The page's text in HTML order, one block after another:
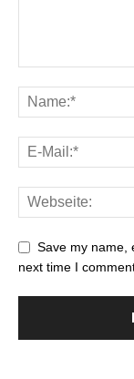
Save my name,
next time I